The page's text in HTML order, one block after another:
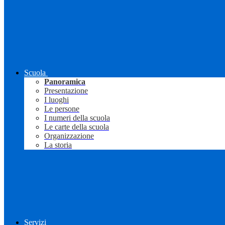
Scuola
Panoramica
Presentazione
I luoghi
Le persone
I numeri della scuola
Le carte della scuola
Organizzazione
La storia
Servizi